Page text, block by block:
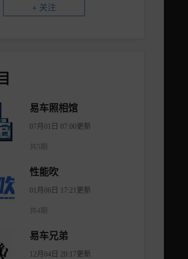
+ 关注
易车照相馆
07月01日 07:00更新
共5期
性能吹
01月06日 17:21更新
共4期
易车兄弟
12月04日 20:17更新